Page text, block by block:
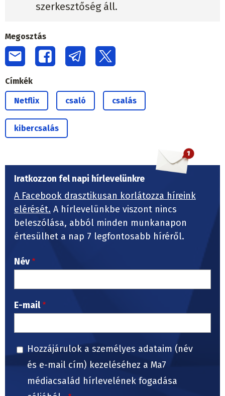
szerkesztőség áll.
Megosztás
Címkék
Netflix csaló csalás
kibercsalás
Iratkozzon fel napi hírlevelünkre
A Facebook drasztikusan korlátozza híreink
elérését. A hírlevelünkbe viszont nincs
beleszólása, abból minden munkanapon
értesülhet a nap 7 legfontosabb híréről.
Név
E-mail
Hozzájárulok a személyes adataim (név
és e-mail cím) kezeléséhez a Ma7
médiacsalád hírlevelének fogadása